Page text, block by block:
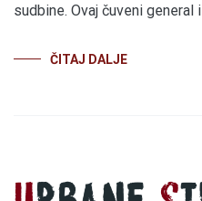
sudbine. Ovaj čuveni
ČITAJ DALJE